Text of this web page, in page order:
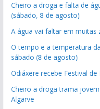
Cheiro a droga e falta de
(sábado, 8 de agosto)
A água vai faltar em muitas
O tempo e a temperatura
sábado (8 de agosto)
Odiáxere recebe Festival de
Cheiro a droga trama
Algarve